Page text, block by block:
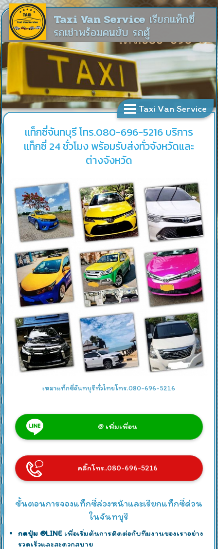
Taxi Van Service เรียกแท็กซี่
รถเช่าพร้อมคนขับ รถตู้
Taxi Van Service
แท็กซี่จันทบุรี โทร.080-696-5216 บริการ
แท็กซี่ 24 ชั่วโมง พร้อมรับส่งทั่วจังหวัดและ
ต่างจังหวัด
เหมาแท็กซี่จันทบุรีทั่วไทยโทร.080-696-5216
@ เพิ่มเพื่อน
คลิ๊กโทร..080-696-5216
ขั้นตอนการจองแท็กซี่ล่วงหน้าและเรียกแท็กซี่ด่วน
ในจันทบุรี
กดปุ่ม @LINE เพื่อเริ่มต้นการติดต่อกับทีมงานของเราอย่าง
รวดเร็วและสะดวกสบาย